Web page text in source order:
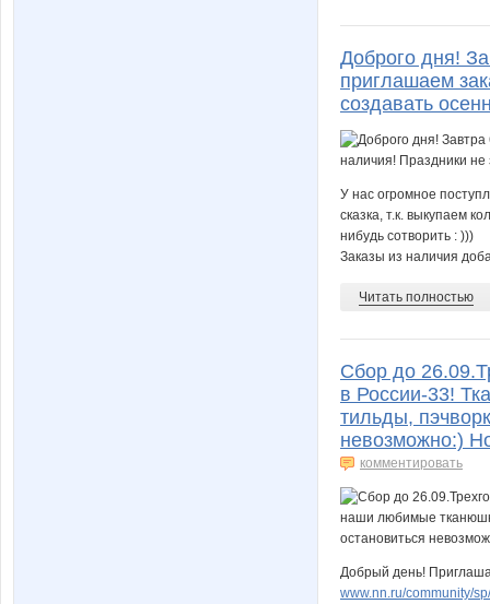
Доброго дня!
приглашаем
создавать
У нас огромное
сказка, т.к. выкупаем
нибудь сотворить : )))
Заказы из наличия
Читать полностью
Сбор до
в России-33!
тильды,
невозможно:)
комментировать
Добрый день!
www.nn.ru/community/